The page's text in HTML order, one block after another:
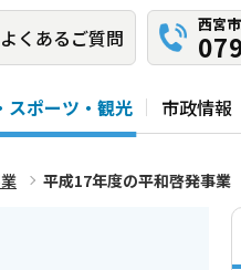
よくあるご質問
西宮
スポーツ・観光 市政情報
平成17年度の平和啓発事業